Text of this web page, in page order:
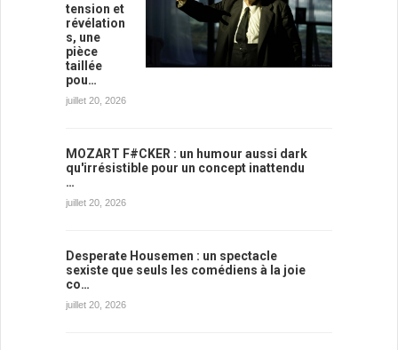
tension et
révélation
s, une
pièce
taillée
pou…
juillet 20, 2026
MOZART F#CKER : un humour aussi dark
qu'irrésistible pour un concept inattendu
…
juillet 20, 2026
Desperate Housemen : un spectacle
sexiste que seuls les comédiens à la joie
co…
juillet 20, 2026